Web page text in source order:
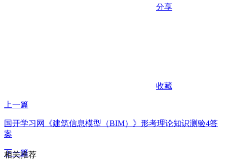
分享
收藏
上一篇
国开学习网《建筑信息模型（BIM）》形考理论知识测验4答
案
下一篇
相关推荐